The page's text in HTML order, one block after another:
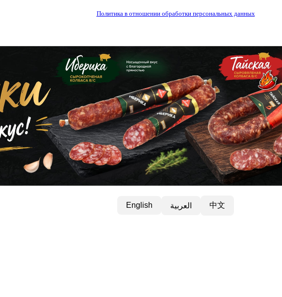
Политика в отношении обработки персональных данных
English العربية 中文